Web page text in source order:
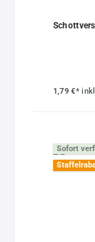
1,79 €*
Sofort